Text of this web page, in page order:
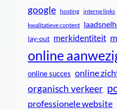
google hosting interne links
kwalitatieve content
lay-out merkidentiteit
online
online succes online
organisch verkeer
professionele website